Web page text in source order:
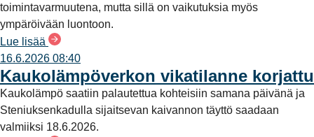
toimintavarmuutena, mutta sillä on vaikutuksia myös
ympäröivään luontoon.
Lue lisää
16.6.2026 08:40
Kaukolämpöverkon vikatilanne korjattu
Kaukolämpö saatiin palautettua kohteisiin samana päivänä ja
Steniuksenkadulla sijaitsevan kaivannon täyttö saadaan
valmiiksi 18.6.2026.